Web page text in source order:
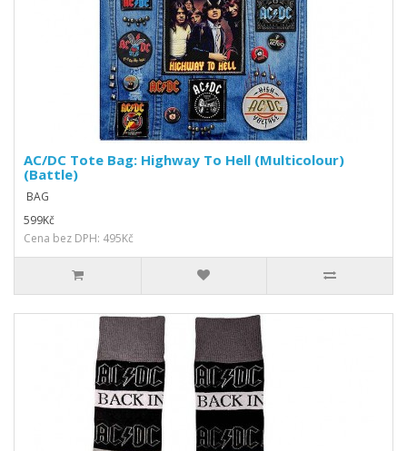
AC/DC Tote Bag: Highway To Hell (Multicolour)
(Battle)
BAG
599Kč
Cena bez DPH: 495Kč